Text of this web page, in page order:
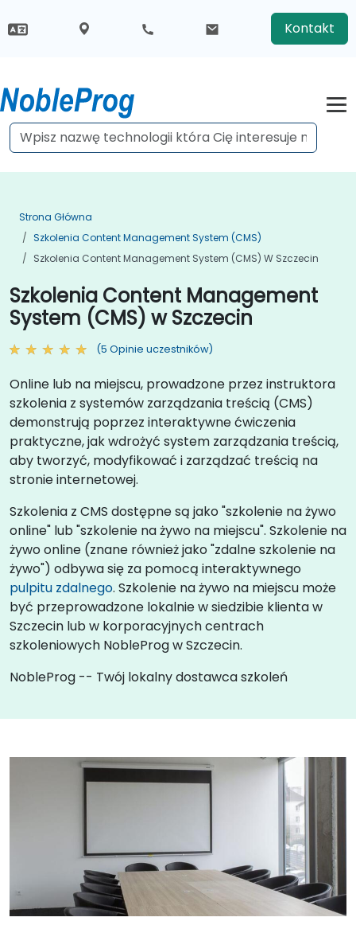
Kontakt
Strona Główna
Szkolenia Content Management System (CMS)
Szkolenia Content Management System (CMS) W Szczecin
Szkolenia Content Management
System (CMS) w Szczecin
(5 Opinie uczestników)
Online lub na miejscu, prowadzone przez instruktora
szkolenia z systemów zarządzania treścią (CMS)
demonstrują poprzez interaktywne ćwiczenia
praktyczne, jak wdrożyć system zarządzania treścią,
aby tworzyć, modyfikować i zarządzać treścią na
stronie internetowej.
Szkolenia z CMS dostępne są jako "szkolenie na żywo
online" lub "szkolenie na żywo na miejscu". Szkolenie na
żywo online (znane również jako "zdalne szkolenie na
żywo") odbywa się za pomocą interaktywnego
pulpitu zdalnego. Szkolenie na żywo na miejscu może
być przeprowadzone lokalnie w siedzibie klienta w
Szczecin lub w korporacyjnych centrach
szkoleniowych NobleProg w Szczecin.
NobleProg -- Twój lokalny dostawca szkoleń